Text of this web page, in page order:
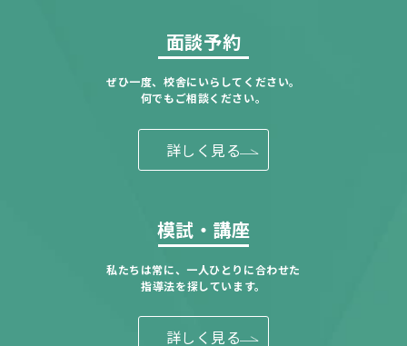
面談予約
ぜひ一度、校舎にいらしてください。
何でもご相談ください。
詳しく見る
模試・講座
私たちは常に、一人ひとりに合わせた
指導法を探しています。
詳しく見る